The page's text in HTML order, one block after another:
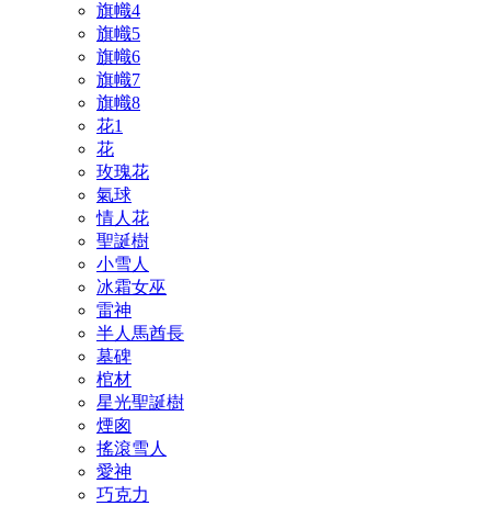
旗幟4
旗幟5
旗幟6
旗幟7
旗幟8
花1
花
玫瑰花
氣球
情人花
聖誕樹
小雪人
冰霜女巫
雷神
半人馬酋長
墓碑
棺材
星光聖誕樹
煙囪
搖滾雪人
愛神
巧克力